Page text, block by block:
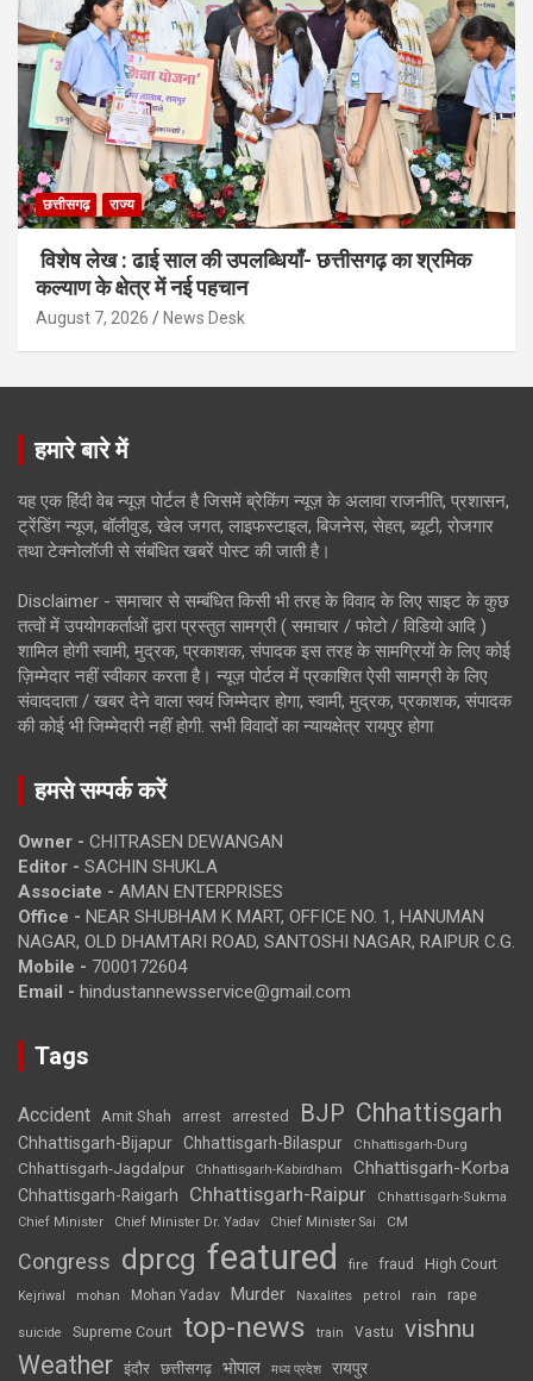
छत्तीसगढ़ राज्य
विशेष लेख : ढाई साल की उपलब्धियाँ- छत्तीसगढ़ का श्रमिक
कल्याण के क्षेत्र में नई पहचान
August 7, 2026 News Desk
हमारे बारे में
यह एक हिंदी वेब न्यूज़ पोर्टल है जिसमें ब्रेकिंग न्यूज़ के अलावा राजनीति, प्रशासन,
ट्रेंडिंग न्यूज, बॉलीवुड, खेल जगत, लाइफस्टाइल, बिजनेस, सेहत, ब्यूटी, रोजगार
तथा टेक्नोलॉजी से संबंधित खबरें पोस्ट की जाती है।
Disclaimer - समाचार से सम्बंधित किसी भी तरह के विवाद के लिए साइट के कुछ
तत्वों में उपयोगकर्ताओं द्वारा प्रस्तुत सामग्री ( समाचार / फोटो / विडियो आदि )
शामिल होगी स्वामी, मुद्रक, प्रकाशक, संपादक इस तरह के सामग्रियों के लिए कोई
ज़िम्मेदार नहीं स्वीकार करता है। न्यूज़ पोर्टल में प्रकाशित ऐसी सामग्री के लिए
संवाददाता / खबर देने वाला स्वयं जिम्मेदार होगा, स्वामी, मुद्रक, प्रकाशक, संपादक
की कोई भी जिम्मेदारी नहीं होगी. सभी विवादों का न्यायक्षेत्र रायपुर होगा
हमसे सम्पर्क करें
Owner - CHITRASEN DEWANGAN
Editor - SACHIN SHUKLA
Associate - AMAN ENTERPRISES
Office - NEAR SHUBHAM K MART, OFFICE NO. 1, HANUMAN
NAGAR, OLD DHAMTARI ROAD, SANTOSHI NAGAR, RAIPUR C.G.
Mobile - 7000172604
Email - hindustannewsservice@gmail.com
Tags
Accident Amit Shah arrest arrested BJP Chhattisgarh
Chhattisgarh-Bijapur Chhattisgarh-Bilaspur Chhattisgarh-Durg
Chhattisgarh-Jagdalpur Chhattisgarh-Kabirdham Chhattisgarh-Korba
Chhattisgarh-Raigarh Chhattisgarh-Raipur
Chhattisgarh-Sukma
Chief Minister
Chief Minister Dr. Yadav Chief Minister Sai CM
Congress dprcg featured fire fraud High Court
Kejriwal mohan Mohan Yadav Murder Naxalites petrol rain rape
suicide Supreme Court top-news train Vastu vishnu
Weather इंदौर छत्तीसगढ़ भोपाल मध्य प्रदेश रायपुर